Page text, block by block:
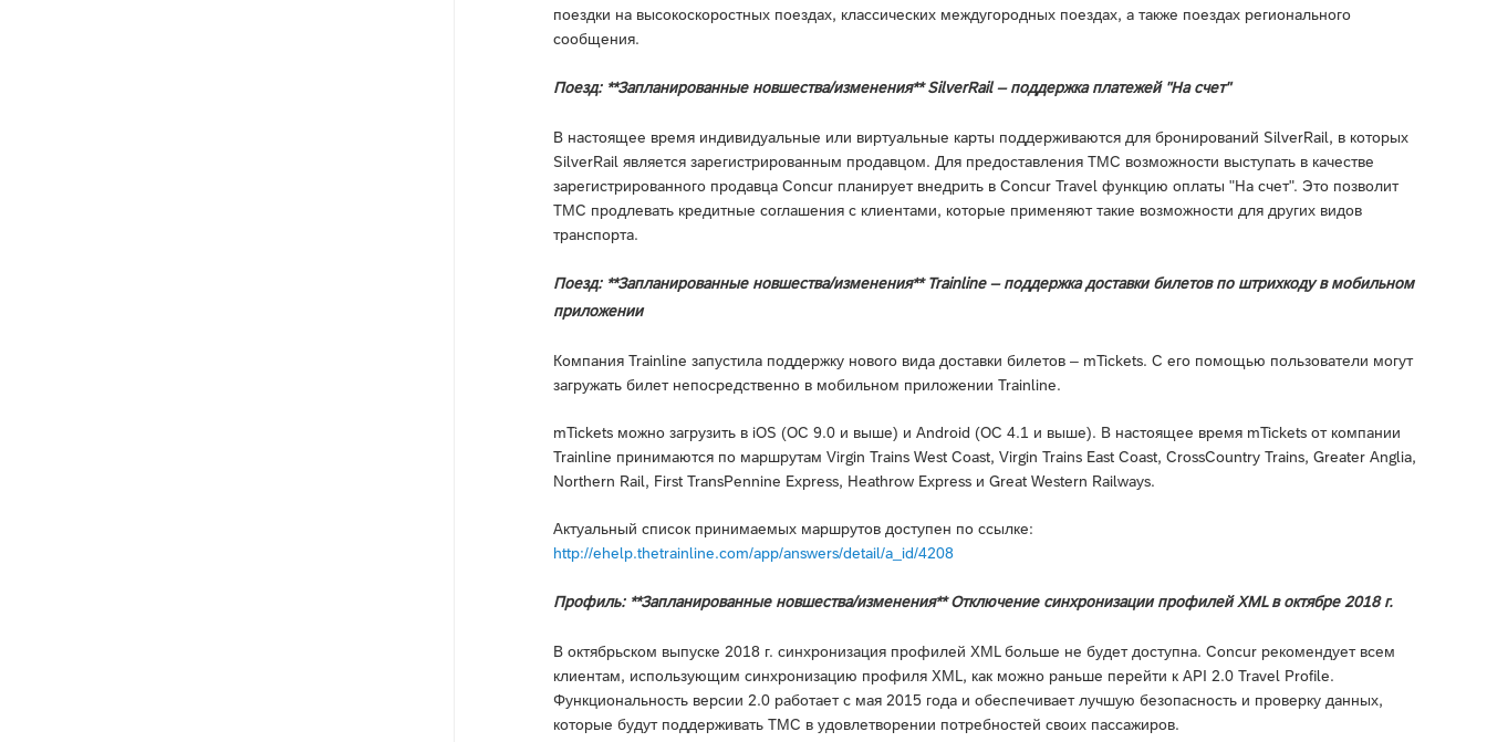
поездки на высокоскоростных поездах, классических междугородных поездах, а также поездах регионального
сообщения.
Поезд: **Запланированные новшества/изменения** SilverRail – поддержка платежей "На счет"
В настоящее время индивидуальные или виртуальные карты поддерживаются для бронирований SilverRail, в которых
SilverRail является зарегистрированным продавцом. Для предоставления TMC возможности выступать в качестве
зарегистрированного продавца Concur планирует внедрить в Concur Travel функцию оплаты "На счет". Это позволит
TMC продлевать кредитные соглашения с клиентами, которые применяют такие возможности для других видов
транспорта.
Поезд: **Запланированные новшества/изменения** Trainline – поддержка доставки билетов по штрихкоду в мобильном
приложении
Компания Trainline запустила поддержку нового вида доставки билетов – mTickets. С его помощью пользователи могут
загружать билет непосредственно в мобильном приложении Trainline.
mTickets можно загрузить в iOS (ОС 9.0 и выше) и Android (ОС 4.1 и выше). В настоящее время mTickets от компании
Trainline принимаются по маршрутам Virgin Trains West Coast, Virgin Trains East Coast, CrossCountry Trains, Greater Anglia,
Northern Rail, First TransPennine Express, Heathrow Express и Great Western Railways.
Актуальный список принимаемых маршрутов доступен по ссылке:
http://ehelp.thetrainline.com/app/answers/detail/a_id/4208
Профиль: **Запланированные новшества/изменения** Отключение синхронизации профилей XML в октябре 2018 г.
В октябрьском выпуске 2018 г. синхронизация профилей XML больше не будет доступна. Concur рекомендует всем
клиентам, использующим синхронизацию профиля XML, как можно раньше перейти к API 2.0 Travel Profile.
Функциональность версии 2.0 работает с мая 2015 года и обеспечивает лучшую безопасность и проверку данных,
которые будут поддерживать TMC в удовлетворении потребностей своих пассажиров.